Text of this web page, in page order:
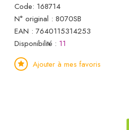
Code: 168714
N° original : 8070SB
EAN : 7640115314253
Disponibilité : 11
Ajouter à mes favoris